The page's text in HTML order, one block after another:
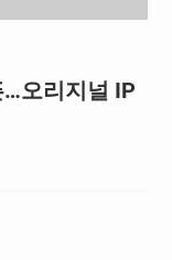
…오리지널 IP